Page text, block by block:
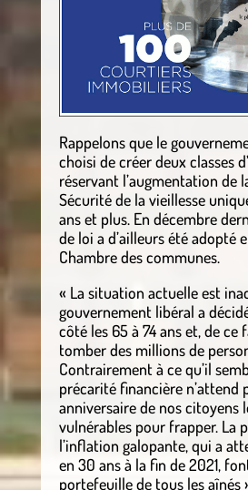
Rappelons que le
choisi de créer deux classes
réservant l’augmentation de
Sécurité de la vieillesse
ans et plus. En décembre
de loi a d’ailleurs été adopté
Chambre des communes.
« La situation actuelle est
gouvernement libéral a
côté les 65 à 74 ans et, de ce
tomber des millions de
Contrairement à ce qu’il
précarité financière n’attend
anniversaire de nos citoyens
vulnérables pour frapper. La
l’inflation galopante, qui a
en 30 ans à la fin de 2021,
portefeuille de tous les aînés